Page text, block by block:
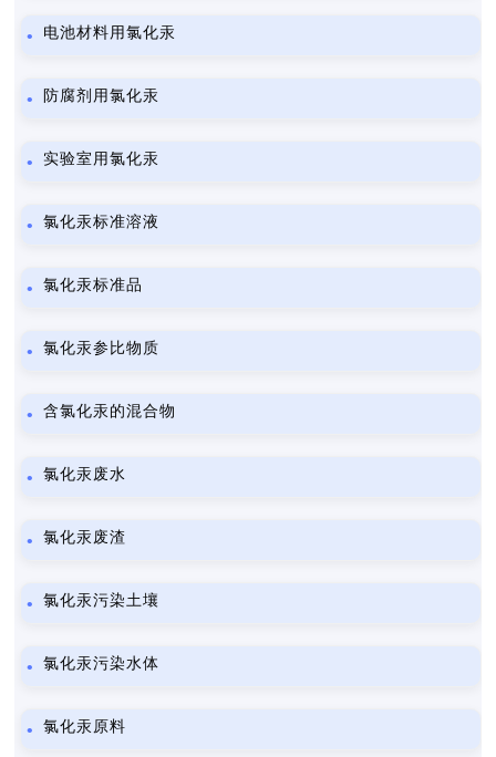
电池材料用氯化汞
防腐剂用氯化汞
实验室用氯化汞
氯化汞标准溶液
氯化汞标准品
氯化汞参比物质
含氯化汞的混合物
氯化汞废水
氯化汞废渣
氯化汞污染土壤
氯化汞污染水体
氯化汞原料